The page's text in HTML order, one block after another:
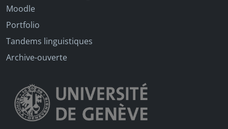
Moodle
Portfolio
Tandems linguistiques
Archive-ouverte